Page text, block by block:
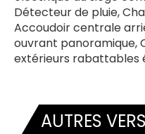
Détecteur de pluie,
Accoudoir centrale
ouvrant panoramique,
extérieurs rabattables
AUTRES